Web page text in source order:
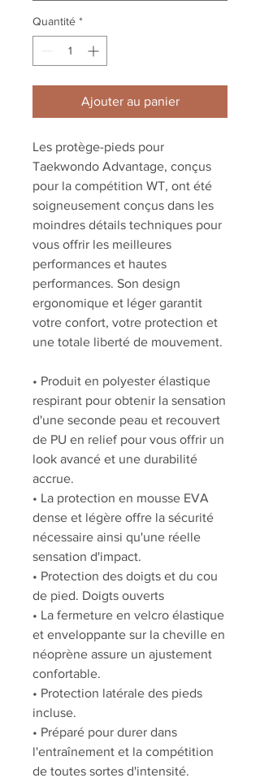
Quantité *
Ajouter au panier
Les protège-pieds pour
Taekwondo Advantage, conçus
pour la compétition WT, ont été
soigneusement conçus dans les
moindres détails techniques pour
vous offrir les meilleures
performances et hautes
performances. Son design
ergonomique et léger garantit
votre confort, votre protection et
une totale liberté de mouvement.
• Produit en polyester élastique
respirant pour obtenir la sensation
d'une seconde peau et recouvert
de PU en relief pour vous offrir un
look avancé et une durabilité
accrue.
• La protection en mousse EVA
dense et légère offre la sécurité
nécessaire ainsi qu'une réelle
sensation d'impact.
• Protection des doigts et du cou
de pied. Doigts ouverts
• La fermeture en velcro élastique
et enveloppante sur la cheville en
néoprène assure un ajustement
confortable.
• Protection latérale des pieds
incluse.
• Préparé pour durer dans
l'entraînement et la compétition
de toutes sortes d'intensité.